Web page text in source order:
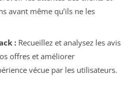
avant même qu’ils ne les
:Recueillez et analysez les avis
offres et améliorer
vécue par les utilisateurs.